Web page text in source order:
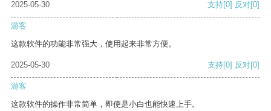
2025-05-30 支持[0] 反对[0]
游客
这款软件的功能非常强大，使用起来非常方便。
2025-05-30 支持[0] 反对[0]
游客
这款软件的操作非常简单，即使是小白也能快速上手。